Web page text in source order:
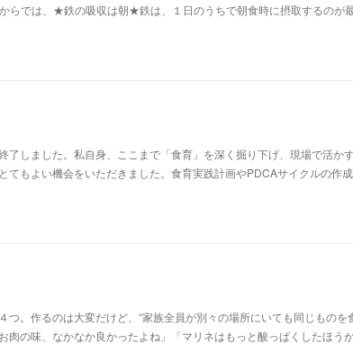
らでは、★鉄の吸収は朝★​鉄は、１日のうちで朝食時に摂取するのが
了しました。私自身、ここまで「食育」を深く掘り下げ、現場で活か
てもよい機会をいただきました。食育実践計画やPDCAサイクルの作
つ。作るのは大変だけど、“家族全員が別々の場所にいても同じものを
肉の味、なかなか良かったよね」「マリネはもっと酸っぱくしたほう